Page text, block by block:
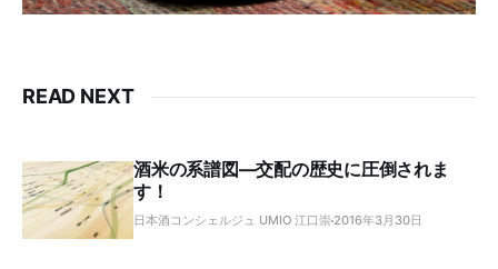
READ NEXT
酒米の系譜図―交配の歴史に圧倒されま
す！
日本酒コンシェルジュ UMIO 江口崇 2016年3月30日